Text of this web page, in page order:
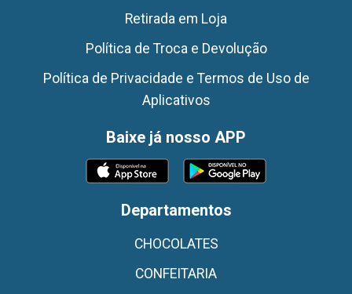
Retirada em Loja
Política de Troca e Devolução
Política de Privacidade e Termos de Uso de
Aplicativos
Baixe já nosso APP
Departamentos
CHOCOLATES
CONFEITARIA